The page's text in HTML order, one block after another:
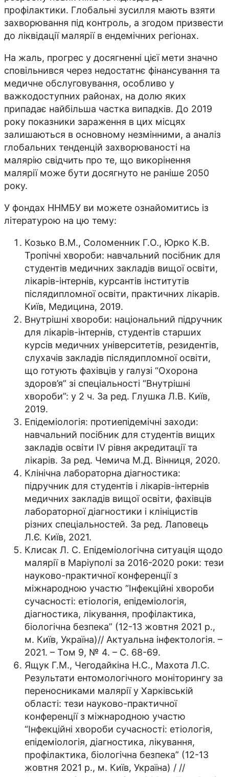
профілактики. Глобальні зусилля мають взяти
захворювання під контроль, а згодом призвести
до ліквідації малярії в ендемічних регіонах.
На жаль, прогрес у досягненні цієї мети значно
сповільнився через недостатнє фінансування та
медичне обслуговування, особливо у
важкодоступних районах, на долю яких
припадає найбільша частка випадків. До 2019
року показники зараження в цих місцях
залишаються в основному незмінними, а аналіз
глобальних тенденцій захворюваності на
малярію свідчить про те, що викорінення
малярії може бути досягнуто не раніше 2050
року.
У фондах ННМБУ ви можете ознайомитись із
літературою на цю тему:
Козько В.М., Соломенник Г.О., Юрко К.В.
Тропічні хвороби: навчальний посібник для
студентів медичних закладів вищої освіти,
лікарів-інтернів, курсантів інститутів
післядипломної освіти, практичних лікарів.
Київ, Медицина, 2019.
Внутрішні хвороби: національний підручник
для лікарів-інтернів, студентів старших
курсів медичних університетів, резидентів,
слухачів закладів післядипломної освіти,
що готують фахівців у галузі “Охорона
здоров’я” зі спеціальності “Внутрішні
хвороби”: у 2 ч. За ред. Глушка Л.В. Київ,
2019.
Епідеміологія: протиепідемічні заходи:
навчальний посібник для студентів вищих
закладів освіти IV рівня акредитації та
лікарів. За ред. Чемича М.Д. Вінниця, 2020.
Клінічна лабораторна діагностика:
підручник для студентів і лікарів-інтернів
медичних закладів вищої освіти, фахівців
лабораторної діагностики і клініцистів
різних спеціальностей. За ред. Лаповець
Л.Є. Київ, 2021.
Клисак Л. С. Епідеміологічна ситуація щодо
малярії в Маріуполі за 2016-2020 роки: тези
науково-практичної конференції з
міжнародною участю “Інфекційні хвороби
сучасності: етіологія, епідеміологія,
діагностика, лікування, профілактика,
біологічна безпека” (12-13 жовтня 2021 р.,
м. Київ, Україна)// Актуальна інфектологія. –
2021. – Том 9, № 4. – С. 68-69.
Ящук Г.М., Чегодайкіна Н.С., Махота Л.С.
Результати ентомологічного моніторингу за
переносниками малярії у Харківській
області: тези науково-практичної
конференції з міжнародною участю
“Інфекційні хвороби сучасності: етіологія,
епідеміологія, діагностика, лікування,
профілактика, біологічна безпека” (12-13
жовтня 2021 р., м. Київ, Україна) / //